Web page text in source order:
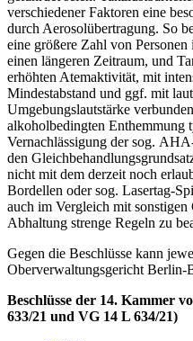
verschiedener Faktoren eine
durch Aerosolübertragung. So
eine größere Zahl von
einen längeren Zeitraum, und
erhöhten Atemaktivität, mit
Mindestabstand und ggf. mit
Umgebungslautstärke
alkoholbedingten Enthemmung
Vernachlässigung der sog. AHA
den
nicht mit dem derzeit noch
Bordellen oder sog. Lasertag-
auch im Vergleich mit sonstigen
Abhaltung strenge Regeln zu
Gegen die Beschlüsse kann
Oberverwaltungsgericht Berlin-
Beschlüsse der 14. Kammer
633/21 und VG 14 L 634/21)